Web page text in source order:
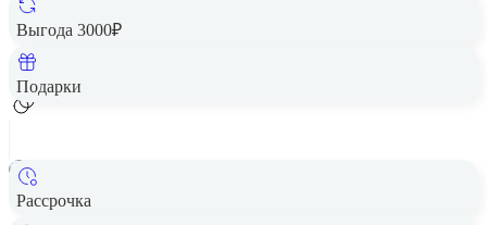
Выгода 3000₽
Подарки
РассрочкаСмартфон HONOR X7c 8/128GB Midnight Black